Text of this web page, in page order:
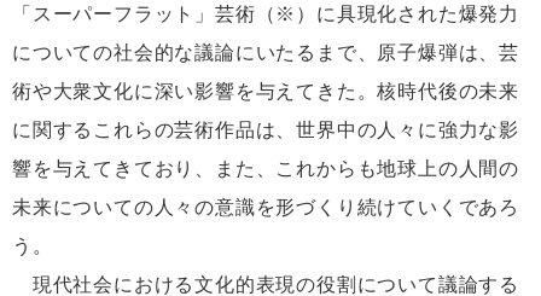
「スーパーフラット」芸術（※）に具現化された爆発力
についての社会的な議論にいたるまで、原子爆弾は、芸
術や大衆文化に深い影響を与えてきた。核時代後の未来
に関するこれらの芸術作品は、世界中の人々に強力な影
響を与えてきており、また、これからも地球上の人間の
未来についての人々の意識を形づくり続けていくであろ
う。
現代社会における文化的表現の役割について議論する